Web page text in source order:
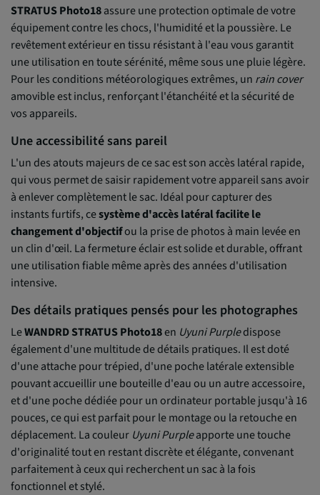
STRATUS Photo18assure une protection optimale de votre
équipement contre les chocs, l'humidité et la poussière. Le
revêtement extérieur en tissu résistant à l'eau vous garantit
une utilisation en toute sérénité, même sous une pluie légère.
Pour les conditions météorologiques extrêmes, un rain cover
amovible est inclus, renforçant l'étanchéité et la sécurité de
vos appareils.
Une accessibilité sans pareil
L'un des atouts majeurs de ce sac est son accès latéral rapide,
qui vous permet de saisir rapidement votre appareil sans avoir
à enlever complètement le sac. Idéal pour capturer des
instants furtifs, cesystème d'accès latéral facilite le
changement d'objectifou la prise de photos à main levée en
un clin d'œil. La fermeture éclair est solide et durable, offrant
une utilisation fiable même après des années d'utilisation
intensive.
Des détails pratiques pensés pour les photographes
LeWANDRD STRATUS Photo18en Uyuni Purpledispose
également d'une multitude de détails pratiques. Il est doté
d'une attache pour trépied, d'une poche latérale extensible
pouvant accueillir une bouteille d'eau ou un autre accessoire,
et d'une poche dédiée pour un ordinateur portable jusqu'à 16
pouces, ce qui est parfait pour le montage ou la retouche en
déplacement. La couleur Uyuni Purpleapporte une touche
d'originalité tout en restant discrète et élégante, convenant
parfaitement à ceux qui recherchent un sac à la fois
fonctionnel et stylé.